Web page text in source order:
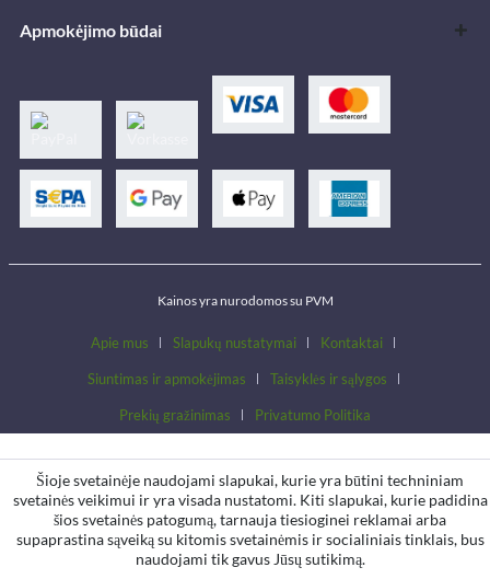
Apmokėjimo būdai
Kainos yra nurodomos su PVM
Apie mus Slapukų nustatymai Kontaktai
Siuntimas ir apmokėjimas Taisyklės ir sąlygos
Prekių gražinimas Privatumo Politika
Šioje svetainėje naudojami slapukai, kurie yra būtini techniniam
svetainės veikimui ir yra visada nustatomi. Kiti slapukai, kurie padidina
šios svetainės patogumą, tarnauja tiesioginei reklamai arba
supaprastina sąveiką su kitomis svetainėmis ir socialiniais tinklais, bus
naudojami tik gavus Jūsų sutikimą.